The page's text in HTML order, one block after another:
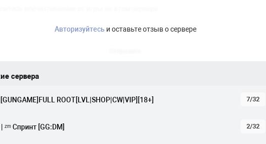
Авторизуйтесьи оставьте отзыв о сервере
сервера
ROOT[LVL|SНОР|CW|VIP][18+] 7/32
ᶻᵐ Спринт [GG:DM] 2/32